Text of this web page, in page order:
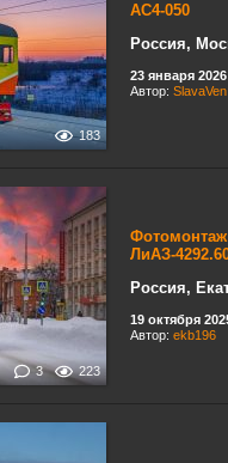
183
АС4-050
Россия,
23 января 2026
Автор: SlavaVen
3 223
Фотомонтаж
ЛиАЗ-
Россия,
19 октября
Автор: ekb196